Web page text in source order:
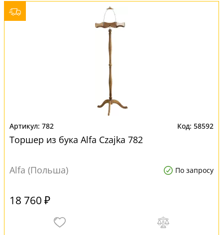
782 58592
Торшер из бука Alfa Czajka 782
Alfa (Польша) По запросу
18 760 ₽